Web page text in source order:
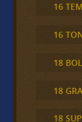
16
16
18
18
18